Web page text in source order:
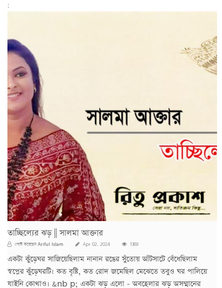
;
তাচ্ছিল্যের ঝড় || সালমা আক্তার
পোস্ট করেছেনAriful Islam Apr 02, 2024 1389
একটা কুঁড়েঘর সাজিয়েছিলাম নানান রঙের সুঁতোয় আঁটসাটে বেঁধেছিলাম
স্বপ্নের কুঁড়েঘরটি। কত বৃষ্টি, কত রোদ জমেছিল মেঝেতে তবুও ঘর পালিয়ে
যাইনি কোথাও। &nb p; একটা ঝড় এলো - অবহেলার ঝড় অসম্মানের